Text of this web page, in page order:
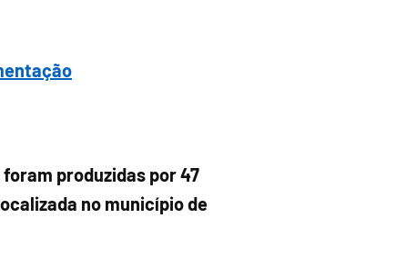
produzidas por 47
no município de